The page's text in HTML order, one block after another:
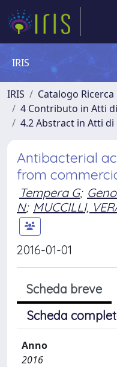
IRIS
IRIS
Catalogo Ricerca
4 Contributo in Atti
4.2 Abstract in Atti
Antibacterial
from
Tempera G;
N; MUCCILLI,
2016-01-01
Scheda breve
Scheda
Anno
2016